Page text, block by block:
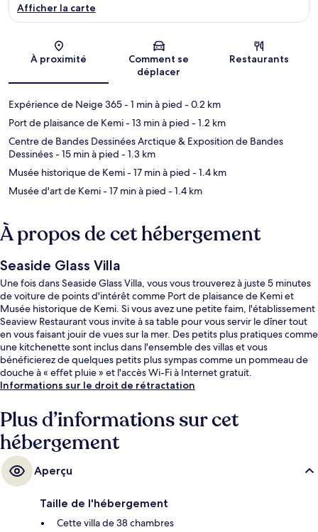
Carte
Afficher la carte
À proximité
Comment se
déplacer
Restaurants
Expérience de Neige 365- 1 min à pied - 0.2 km
Port de plaisance de Kemi- 13 min à pied - 1.2 km
Centre de Bandes Dessinées Arctique & Exposition de Bandes
Dessinées- 15 min à pied - 1.3 km
Musée historique de Kemi- 17 min à pied - 1.4 km
Musée d'art de Kemi- 17 min à pied - 1.4 km
À propos de cet hébergement
Seaside Glass Villa
Une fois dans Seaside Glass Villa, vous vous trouverez à juste 5 minutes
de voiture de points d'intérêt comme Port de plaisance de Kemi et
Musée historique de Kemi. Si vous avez une petite faim, l'établissement
Seaview Restaurant vous invite à sa table pour vous servir le dîner tout
en vous faisant jouir de vues sur la mer. Des petits plus pratiques comme
une kitchenette sont inclus dans l'ensemble des villas et vous
bénéficierez de quelques petits plus sympas comme un pommeau de
douche à « effet pluie » et l'accès Wi-Fi à Internet gratuit.
Informations sur le droit de rétractation
Plus d’informations sur cet
hébergement
Aperçu
Taille de l'hébergement
Cette villa de 38 chambres